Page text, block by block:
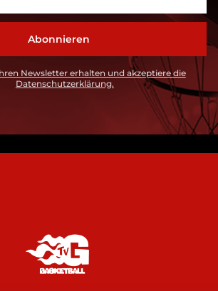
Newsletter erhalten und akzeptiere die
Datenschutzerklärung.